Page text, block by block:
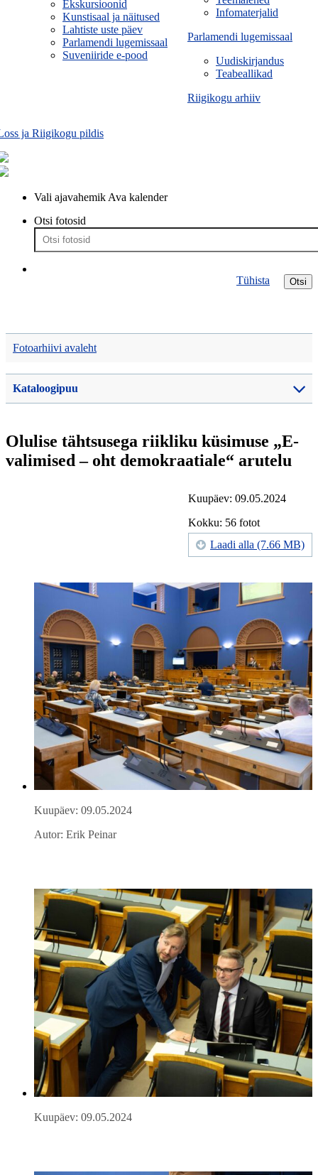
Infomaterjalid
Parlamendi lugemissaal
Uudiskirjandus
Teabeallikad
Riigikogu arhiiv
Ekskursioonid
Kunstisaal ja näitused
Lahtiste uste päev
Parlamendi lugemissaal
Suveniiride e-pood
ja Riigikogu pildis
Vali ajavahemik Ava kalender
Otsi fotosid
Otsi
Tühista
Fotoarhiivi avaleht
Kataloogipuu
Olulise tähtsusega riikliku küsimuse „E-
valimised – oht demokraatiale“ arutelu
Kuupäev: 09.05.2024
Kokku: 56 fotot
Laadi alla (7.66 MB)
Kuupäev: 09.05.2024
Autor: Erik Peinar
Kuupäev: 09.05.2024